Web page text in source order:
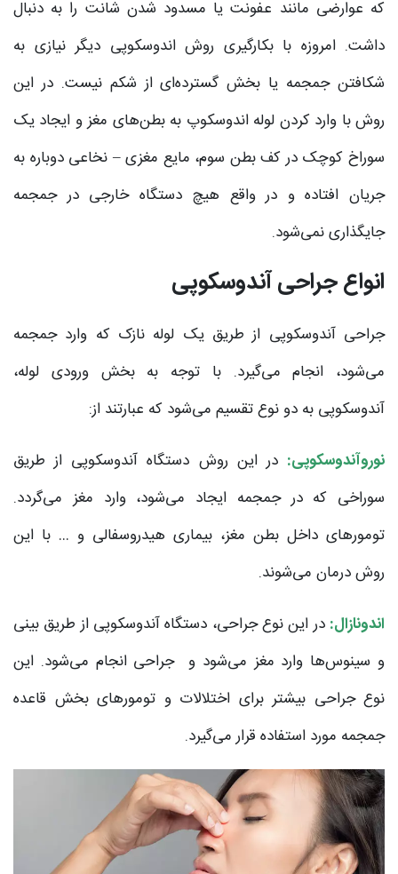
که عوارضی مانند عفونت یا مسدود شدن شانت را به دنبال
داشت. امروزه با بکارگیری روش اندوسکوپى دیگر نیازی به
شکافتن جمجمه یا بخش گسترده‌ای از شکم نیست. در این
روش با وارد کردن لوله اندوسکوپ به بطن‌های مغز و ایجاد یک
سوراخ کوچک در کف بطن سوم، مایع مغزی – نخاعی دوباره به
جریان افتاده و در واقع هیچ دستگاه خارجی در جمجمه
جایگذاری نمی‌شود.
انواع جراحی آندوسکوپی
جراحی آندوسکوپی از طریق یک لوله نازک که وارد جمجمه
می‌شود، انجام می‌گیرد. با توجه به بخش ورودی لوله،
آندوسکوپی به دو نوع تقسیم می‌شود که عبارتند از:
نوروآندوسکوپی: در این روش دستگاه آندوسکوپی از طریق
سوراخی که در جمجمه ایجاد می‌شود، وارد مغز می‌گردد.
تومورهای داخل بطن مغز، بیماری هیدروسفالی و … با این
روش درمان می‌شوند.
اندونازال: در این نوع جراحی، دستگاه آندوسکوپی از طریق بینی
و سینوس‌ها وارد مغز می‌شود و جراحی انجام می‎‌شود. این
نوع جراحی بیشتر برای اختلالات و تومورهای بخش قاعده
جمجمه مورد استفاده قرار می‌گیرد.